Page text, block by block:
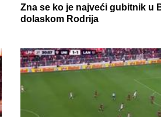
Zna se ko je najveći gubitnik u
dolaskom Rodrija